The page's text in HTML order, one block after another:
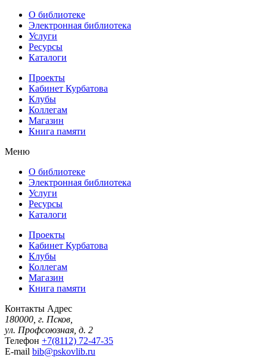
О библиотеке
Электронная библиотека
Услуги
Ресурсы
Каталоги
Проекты
Кабинет Курбатова
Клубы
Коллегам
Магазин
Книга памяти
Меню
О библиотеке
Электронная библиотека
Услуги
Ресурсы
Каталоги
Проекты
Кабинет Курбатова
Клубы
Коллегам
Магазин
Книга памяти
Контакты Адрес
180000, г. Псков,
ул. Профсоюзная, д. 2
Телефон +7(8112) 72-47-35
E-mail bib@pskovlib.ru